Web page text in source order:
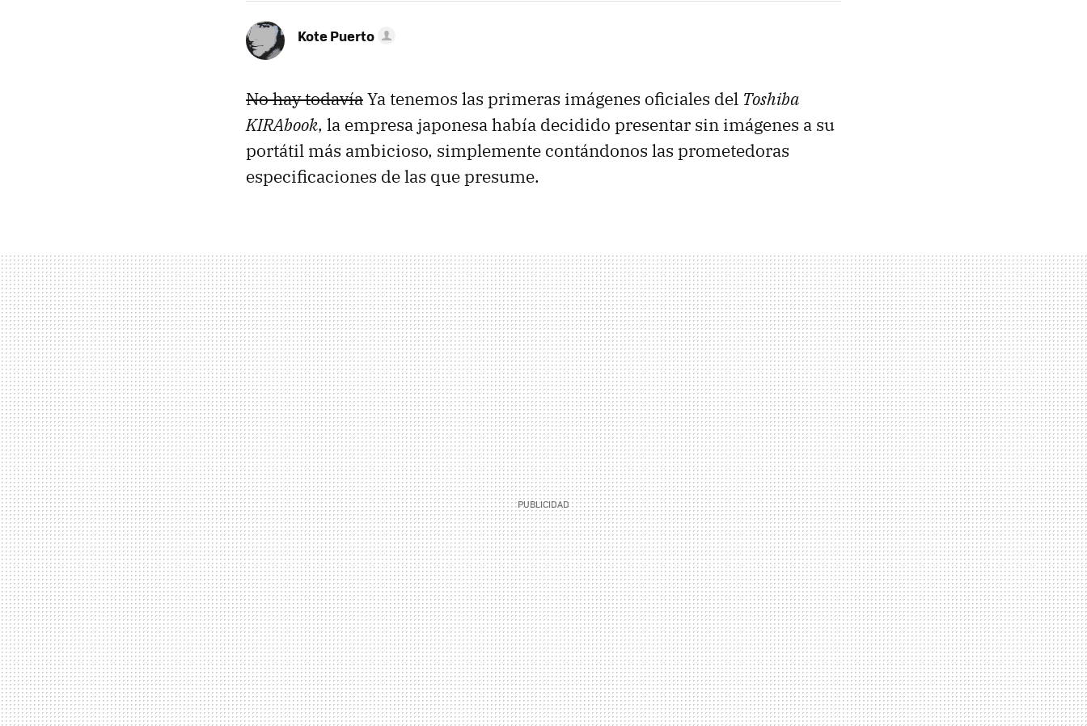
Kote Puerto
No hay todavíaYa tenemos las primeras imágenes oficiales del Toshiba
KIRAbook, la empresa japonesa había decidido presentar sin imágenes a su
portátil más ambicioso, simplemente contándonos las prometedoras
especificaciones de las que presume.